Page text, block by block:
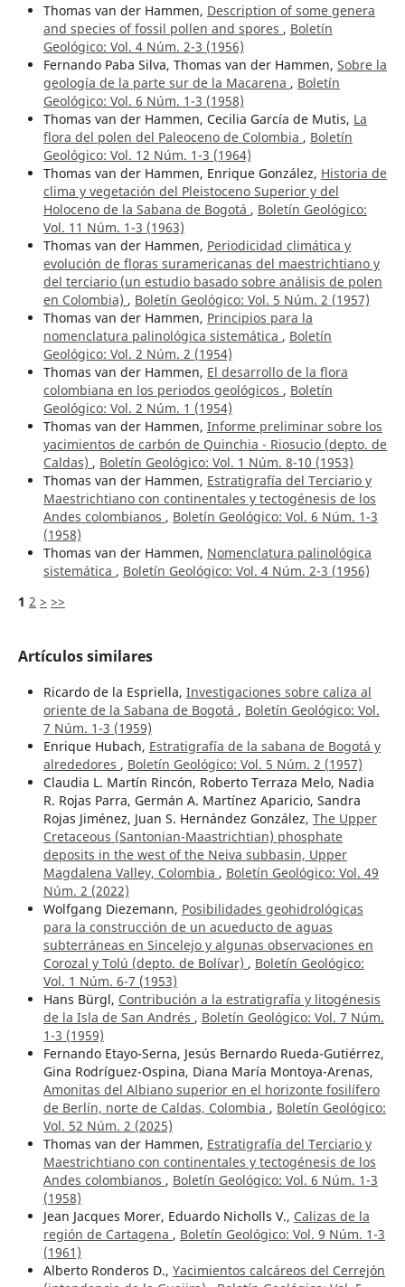
Thomas van der Hammen, Description of some genera
and species of fossil pollen and spores , Boletín
Geológico: Vol. 4 Núm. 2-3 (1956)
Fernando Paba Silva, Thomas van der Hammen, Sobre la
geología de la parte sur de la Macarena , Boletín
Geológico: Vol. 6 Núm. 1-3 (1958)
Thomas van der Hammen, Cecilia García de Mutis, La
flora del polen del Paleoceno de Colombia , Boletín
Geológico: Vol. 12 Núm. 1-3 (1964)
Thomas van der Hammen, Enrique González, Historia de
clima y vegetación del Pleistoceno Superior y del
Holoceno de la Sabana de Bogotá , Boletín Geológico:
Vol. 11 Núm. 1-3 (1963)
Thomas van der Hammen, Periodicidad climática y
evolución de floras suramericanas del maestrichtiano y
del terciario (un estudio basado sobre análisis de polen
en Colombia) , Boletín Geológico: Vol. 5 Núm. 2 (1957)
Thomas van der Hammen, Principios para la
nomenclatura palinológica sistemática , Boletín
Geológico: Vol. 2 Núm. 2 (1954)
Thomas van der Hammen, El desarrollo de la flora
colombiana en los periodos geológicos , Boletín
Geológico: Vol. 2 Núm. 1 (1954)
Thomas van der Hammen, Informe preliminar sobre los
yacimientos de carbón de Quinchia - Riosucio (depto. de
Caldas) , Boletín Geológico: Vol. 1 Núm. 8-10 (1953)
Thomas van der Hammen, Estratigrafía del Terciario y
Maestrichtiano con continentales y tectogénesis de los
Andes colombianos , Boletín Geológico: Vol. 6 Núm. 1-3
(1958)
Thomas van der Hammen, Nomenclatura palinológica
sistemática , Boletín Geológico: Vol. 4 Núm. 2-3 (1956)
1 2 > >>
Artículos similares
Ricardo de la Espriella, Investigaciones sobre caliza al
oriente de la Sabana de Bogotá , Boletín Geológico: Vol.
7 Núm. 1-3 (1959)
Enrique Hubach, Estratigrafía de la sabana de Bogotá y
alrededores , Boletín Geológico: Vol. 5 Núm. 2 (1957)
Claudia L. Martín Rincón, Roberto Terraza Melo, Nadia
R. Rojas Parra, Germán A. Martínez Aparicio, Sandra
Rojas Jiménez, Juan S. Hernández González, The Upper
Cretaceous (Santonian-Maastrichtian) phosphate
deposits in the west of the Neiva subbasin, Upper
Magdalena Valley, Colombia , Boletín Geológico: Vol. 49
Núm. 2 (2022)
Wolfgang Diezemann, Posibilidades geohidrológicas
para la construcción de un acueducto de aguas
subterráneas en Sincelejo y algunas observaciones en
Corozal y Tolú (depto. de Bolívar) , Boletín Geológico:
Vol. 1 Núm. 6-7 (1953)
Hans Bürgl, Contribución a la estratigrafía y litogénesis
de la Isla de San Andrés , Boletín Geológico: Vol. 7 Núm.
1-3 (1959)
Fernando Etayo-Serna, Jesús Bernardo Rueda-Gutiérrez,
Gina Rodríguez-Ospina, Diana María Montoya-Arenas,
Amonitas del Albiano superior en el horizonte fosilífero
de Berlín, norte de Caldas, Colombia , Boletín Geológico:
Vol. 52 Núm. 2 (2025)
Thomas van der Hammen, Estratigrafía del Terciario y
Maestrichtiano con continentales y tectogénesis de los
Andes colombianos , Boletín Geológico: Vol. 6 Núm. 1-3
(1958)
Jean Jacques Morer, Eduardo Nicholls V., Calizas de la
región de Cartagena , Boletín Geológico: Vol. 9 Núm. 1-3
(1961)
Alberto Ronderos D., Yacimientos calcáreos del Cerrejón